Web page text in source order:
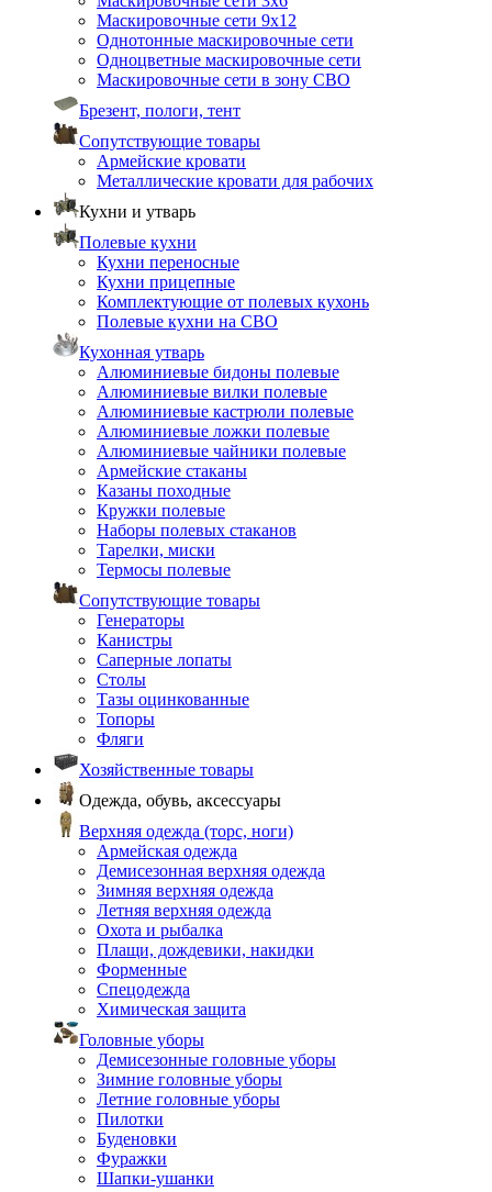
Маскировочные сети 9х12
Однотонные маскировочные сети
Одноцветные маскировочные сети
Маскировочные сети в зону СВО
Брезент, пологи, тент
Сопутствующие товары
Армейские кровати
Металлические кровати для рабочих
Кухни и утварь
Полевые кухни
Кухни переносные
Кухни прицепные
Комплектующие от полевых кухонь
Полевые кухни на СВО
Кухонная утварь
Алюминиевые бидоны полевые
Алюминиевые вилки полевые
Алюминиевые кастрюли полевые
Алюминиевые ложки полевые
Алюминиевые чайники полевые
Армейские стаканы
Казаны походные
Кружки полевые
Наборы полевых стаканов
Тарелки, миски
Термосы полевые
Сопутствующие товары
Генераторы
Канистры
Саперные лопаты
Столы
Тазы оцинкованные
Топоры
Фляги
Хозяйственные товары
Одежда, обувь, аксессуары
Верхняя одежда (торс, ноги)
Армейская одежда
Демисезонная верхняя одежда
Зимняя верхняя одежда
Летняя верхняя одежда
Охота и рыбалка
Плащи, дождевики, накидки
Форменные
Спецодежда
Химическая защита
Головные уборы
Демисезонные головные уборы
Зимние головные уборы
Летние головные уборы
Пилотки
Буденовки
Фуражки
Шапки-ушанки